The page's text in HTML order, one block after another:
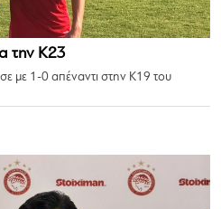
την Κ23
με 1-0 απέναντι στην Κ19 του